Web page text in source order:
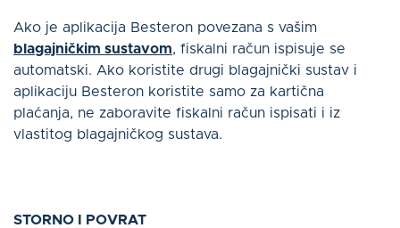
Ako je aplikacija Besteron povezana s vašim
blagajničkim sustavom, fiskalni račun ispisuje se
automatski. Ako koristite drugi blagajnički sustav i
aplikaciju Besteron koristite samo za kartična
plaćanja, ne zaboravite fiskalni račun ispisati i iz
vlastitog blagajničkog sustava.
STORNO I POVRAT